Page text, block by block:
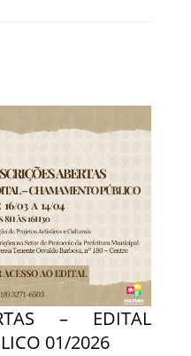
– EDITAL
01/2026